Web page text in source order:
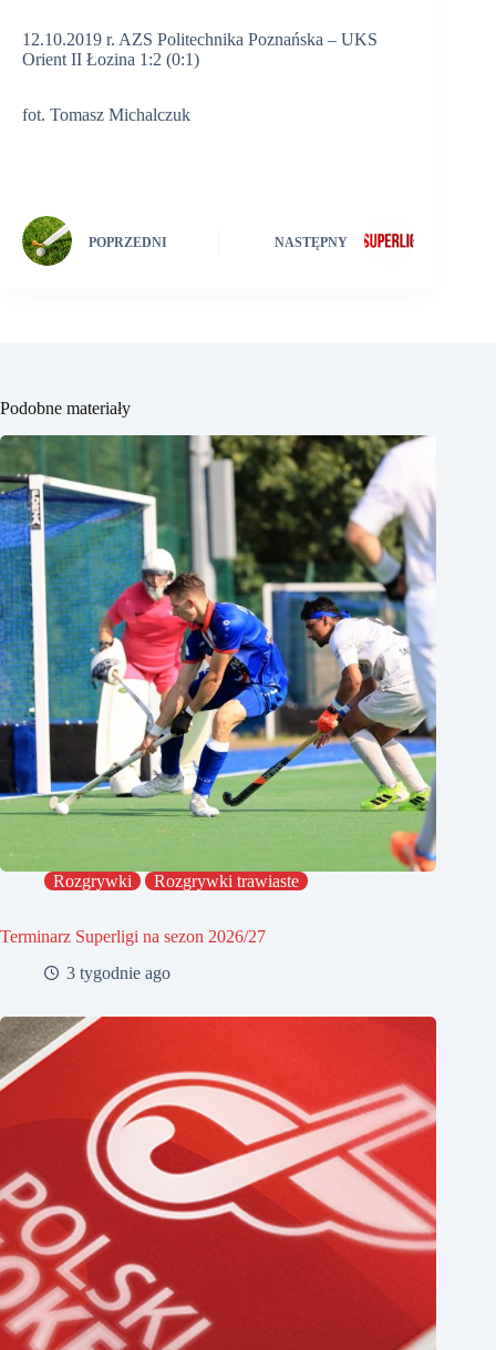
12.10.2019 r. AZS Politechnika Poznańska – UKS
Orient II Łozina 1:2 (0:1)
fot. Tomasz Michalczuk
POPRZEDNI NASTĘPNY
Podobne materiały
Rozgrywki Rozgrywki trawiaste
Terminarz Superligi na sezon 2026/27
3 tygodnie ago